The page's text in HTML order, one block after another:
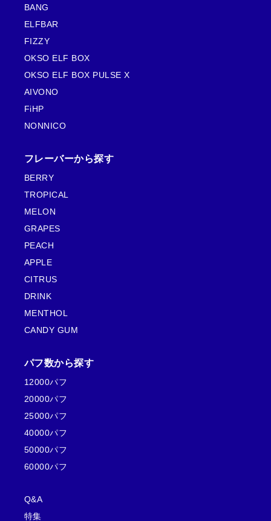
BANG
ELFBAR
FIZZY
OKSO ELF BOX
OKSO ELF BOX PULSE X
AIVONO
FiHP
NONNICO
フレーバーから探す
BERRY
TROPICAL
MELON
GRAPES
PEACH
APPLE
CITRUS
DRINK
MENTHOL
CANDY GUM
パフ数から探す
12000パフ
20000パフ
25000パフ
40000パフ
50000パフ
60000パフ
Q&A
特集